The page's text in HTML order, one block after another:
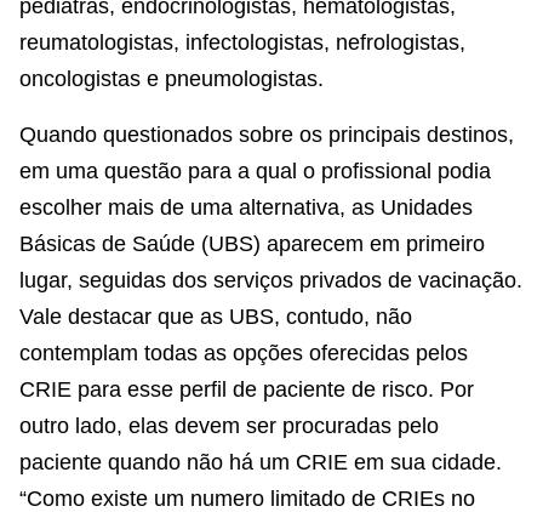
pediatras, endocrinologistas, hematologistas,
reumatologistas, infectologistas, nefrologistas,
oncologistas e pneumologistas.
Quando questionados sobre os principais destinos,
em uma questão para a qual o profissional podia
escolher mais de uma alternativa, as Unidades
Básicas de Saúde (UBS) aparecem em primeiro
lugar, seguidas dos serviços privados de vacinação.
Vale destacar que as UBS, contudo, não
contemplam todas as opções oferecidas pelos
CRIE para esse perfil de paciente de risco. Por
outro lado, elas devem ser procuradas pelo
paciente quando não há um CRIE em sua cidade.
“Como existe um numero limitado de CRIEs no